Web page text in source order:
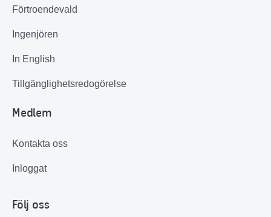
Förtroendevald
Ingenjören
In English
Tillgänglighetsredogörelse
Medlem
Kontakta oss
Inloggat
Följ oss